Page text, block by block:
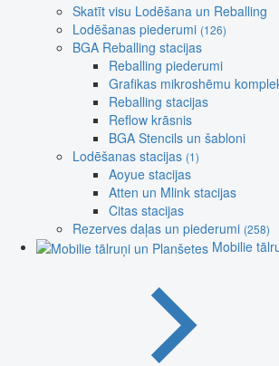
Skatīt visu Lodēšana un Reballing
Lodēšanas piederumi (126)
BGA Reballing stacijas
Reballing piederumi
Grafikas mikroshēmu
Reballing stacijas
Reflow krāsnis
BGA Stencils un šabloni
Lodēšanas stacijas (1)
Aoyue stacijas
Atten un Mlink stacijas
Citas stacijas
Rezerves daļas un piederumi (258)
Mobilie